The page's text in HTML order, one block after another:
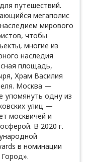
путешествий.
мегаполис
мирового
чтобы
многие из
наследия
площадь,
Храм Василия
Москва —
упомянуть одну из
улиц —
москвичей и
В 2020 г.
в номинации